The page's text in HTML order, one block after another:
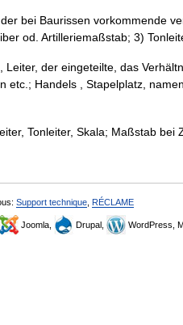
bei Baurissen vorkommende
od. Artilleriemaßstab; 3)
der eingeteilte, das
etc.; Handels , Stapelplatz,
Tonleiter, Skala; Maßstab
Support technique RÉCLAME
Joomla, Drupal, WordPress,